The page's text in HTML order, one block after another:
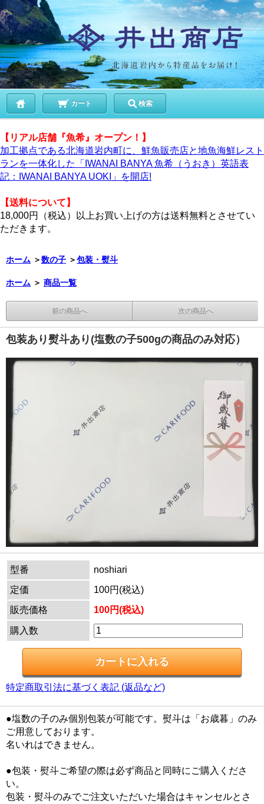
カート 検索
【リアル店舗『魚希』オープン！】
加工拠点である北海道岩内町に、鮮魚販売店と地魚海鮮レスト
ランを一体化した「IWANAI BANYA 魚希（うおき）英語表
記：IWANAI BANYA UOKI」を開店!
【送料について】
18,000円（税込）以上お買い上げの方は送料無料とさせてい
ただきます。
ホーム ＞数の子 ＞包装・熨斗
ホーム ＞ 商品一覧
前の商品へ 次の商品へ
包装あり熨斗あり(塩数の子500gの商品のみ対応）
型番
noshiari
定価
100円(税込)
販売価格
100円(税込)
購入数
特定商取引法に基づく表記 (返品など)
●塩数の子のみ個別包装が可能です。熨斗は「お歳暮」のみ
ご用意しております。
名いれはできません。
●包装・熨斗ご希望の際は必ず商品と同時にご購入くださ
い。
包装・熨斗のみでご注文いただいた場合はキャンセルとさ